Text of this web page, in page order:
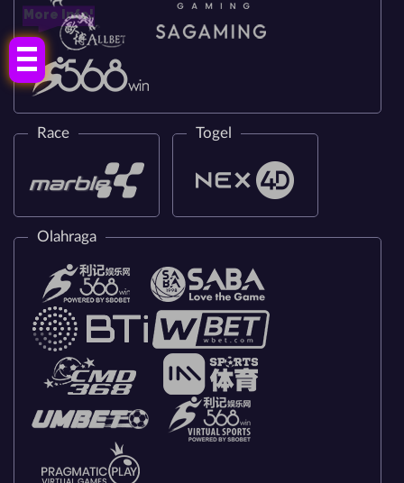
More Info!
Race Togel
Olahraga